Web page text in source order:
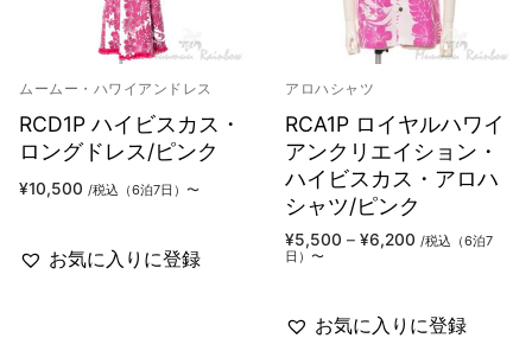
ムームー・ハワイアンドレス
RCD1P ハイビスカス・
ロングドレス/ピンク
¥10,500 /税込（6泊7日）〜
お気に入りに登録
アロハシャツ
RCA1P ロイヤルハワイ
アンクリエイション・
ハイビスカス・アロハ
シャツ/ピンク
¥5,500 – ¥6,200 価
格
¥6,200
/税込（6泊7
日）〜
お気に入りに登録